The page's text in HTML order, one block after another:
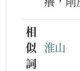
相
似
詞
淮山